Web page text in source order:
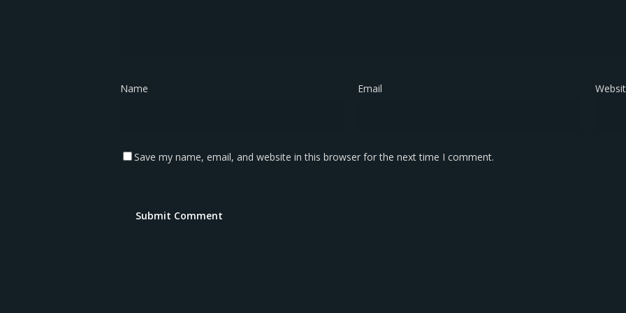
Name Email
Save my name, email, and website in this browser for the next time I comment.